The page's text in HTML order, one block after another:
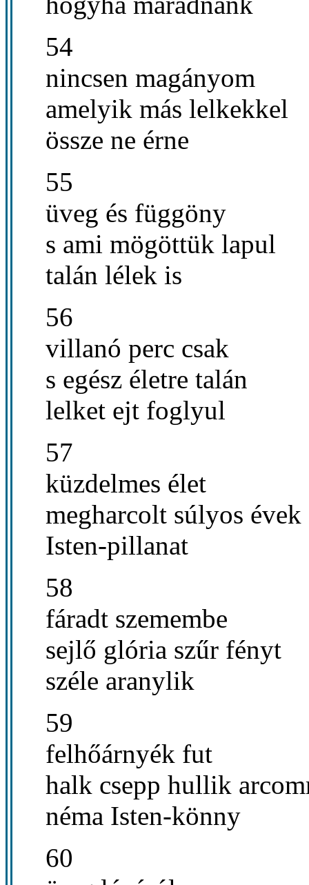
54
nincsen magányom
amelyik más lelkekkel
össze ne érne
55
üveg és függöny
s ami mögöttük lapul
talán lélek is
56
villanó perc csak
s egész életre talán
lelket ejt foglyul
57
küzdelmes élet
megharcolt súlyos évek
Isten-pillanat
58
fáradt szemembe
sejlő glória szűr fényt
széle aranylik
59
felhőárnyék fut
halk csepp hullik
néma Isten-könny
60